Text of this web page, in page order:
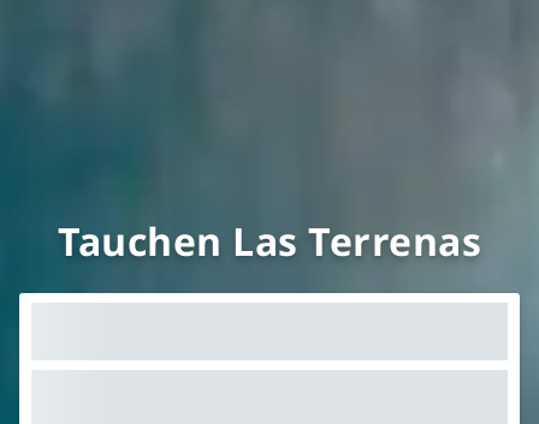
Tauchen Las Terrenas